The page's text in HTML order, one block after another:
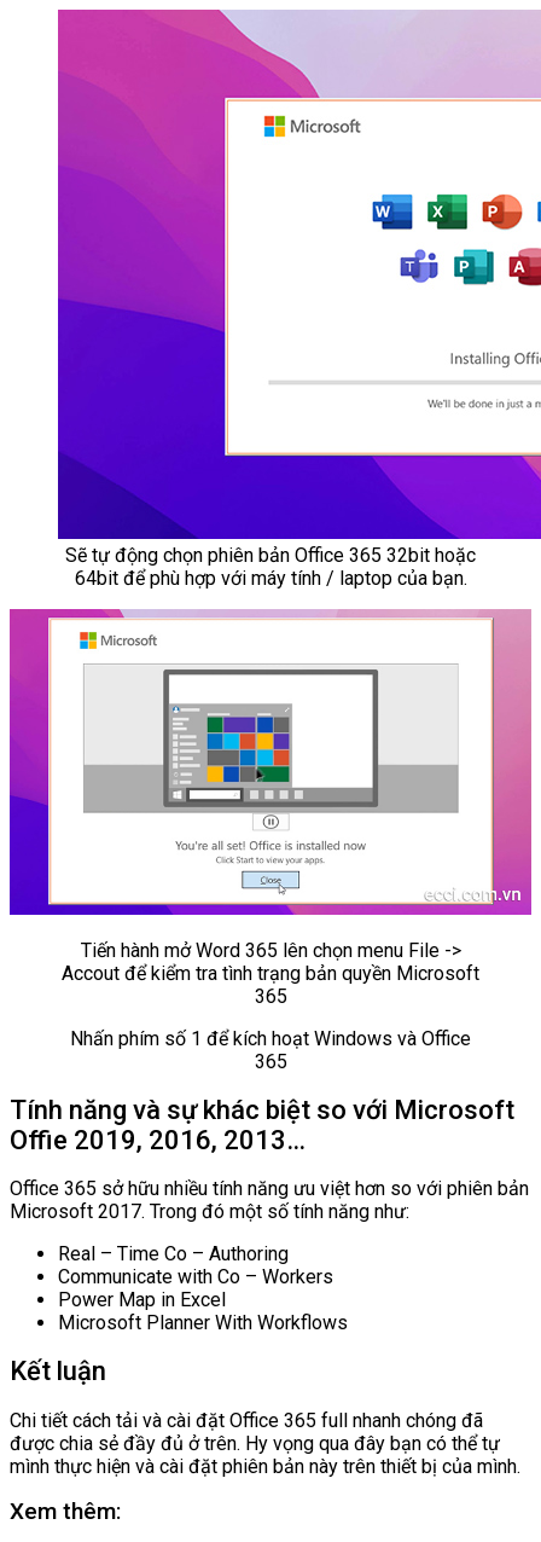
Sẽ tự động chọn phiên bản Office 365 32bit hoặc
64bit để phù hợp với máy tính / laptop của bạn.
Tiến hành mở Word 365 lên chọn menu File ->
Accout để kiểm tra tình trạng bản quyền Microsoft
365
Nhấn phím số 1 để kích hoạt Windows và Office
365
Tính năng và sự khác biệt so với Microsoft
Offie 2019, 2016, 2013…
Office 365 sở hữu nhiều tính năng ưu việt hơn so với phiên bản
Microsoft 2017. Trong đó một số tính năng như:
Real – Time Co – Authoring
Communicate with Co – Workers
Power Map in Excel
Microsoft Planner With Workflows
Kết luận
Chi tiết cách tải và cài đặt Office 365 full nhanh chóng đã
được chia sẻ đầy đủ ở trên. Hy vọng qua đây bạn có thể tự
mình thực hiện và cài đặt phiên bản này trên thiết bị của mình.
Xem thêm: